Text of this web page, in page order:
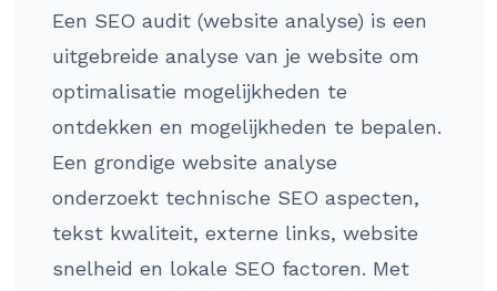
Een SEO audit (website analyse) is een
uitgebreide analyse van je website om
optimalisatie mogelijkheden te
ontdekken en mogelijkheden te bepalen.
Een grondige website analyse
onderzoekt technische SEO aspecten,
tekst kwaliteit, externe links, website
snelheid en lokale SEO factoren. Met